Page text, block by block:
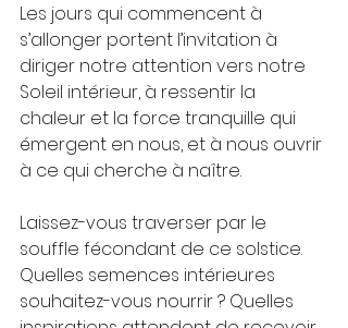
Les jours qui commencent à
s’allonger portent l’invitation à
diriger notre attention vers notre
Soleil intérieur, à ressentir la
chaleur et la force tranquille qui
émergent en nous, et à nous ouvrir
à ce qui cherche à naître.
Laissez-vous traverser par le
souffle fécondant de ce solstice.
Quelles semences intérieures
souhaitez-vous nourrir ? Quelles